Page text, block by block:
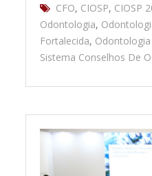
CFO, CIOSP, CIOSP
Odontologia,
Fortalecida,
Sistema Conselhos De